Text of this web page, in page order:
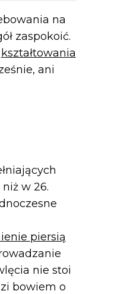
na
zaspokoić.
kształtowania
ani
w 26.
piersią
nie stoi
bowiem o